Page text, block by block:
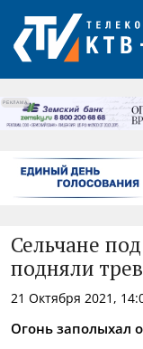
РЕКЛАМА
Сельчане
подняли
21 Октября 2021,
Огонь заполыхал